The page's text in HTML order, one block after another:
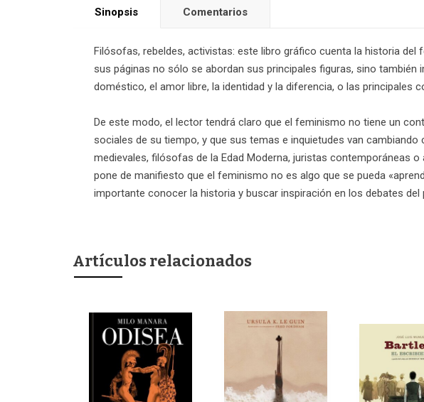
Sinopsis Comentarios
Filósofas, rebeldes, activistas: este libro gráfico cuenta la historia
sus páginas no sólo se abordan sus principales figuras, sino
doméstico, el amor libre, la identidad y la diferencia, o las
De este modo, el lector tendrá claro que el feminismo no tiene un
sociales de su tiempo, y que sus temas e inquietudes van
medievales, filósofas de la Edad Moderna, juristas contemporáneas
pone de manifiesto que el feminismo no es algo que se pueda
importante conocer la historia y buscar inspiración en los debates del
Artículos relacionados